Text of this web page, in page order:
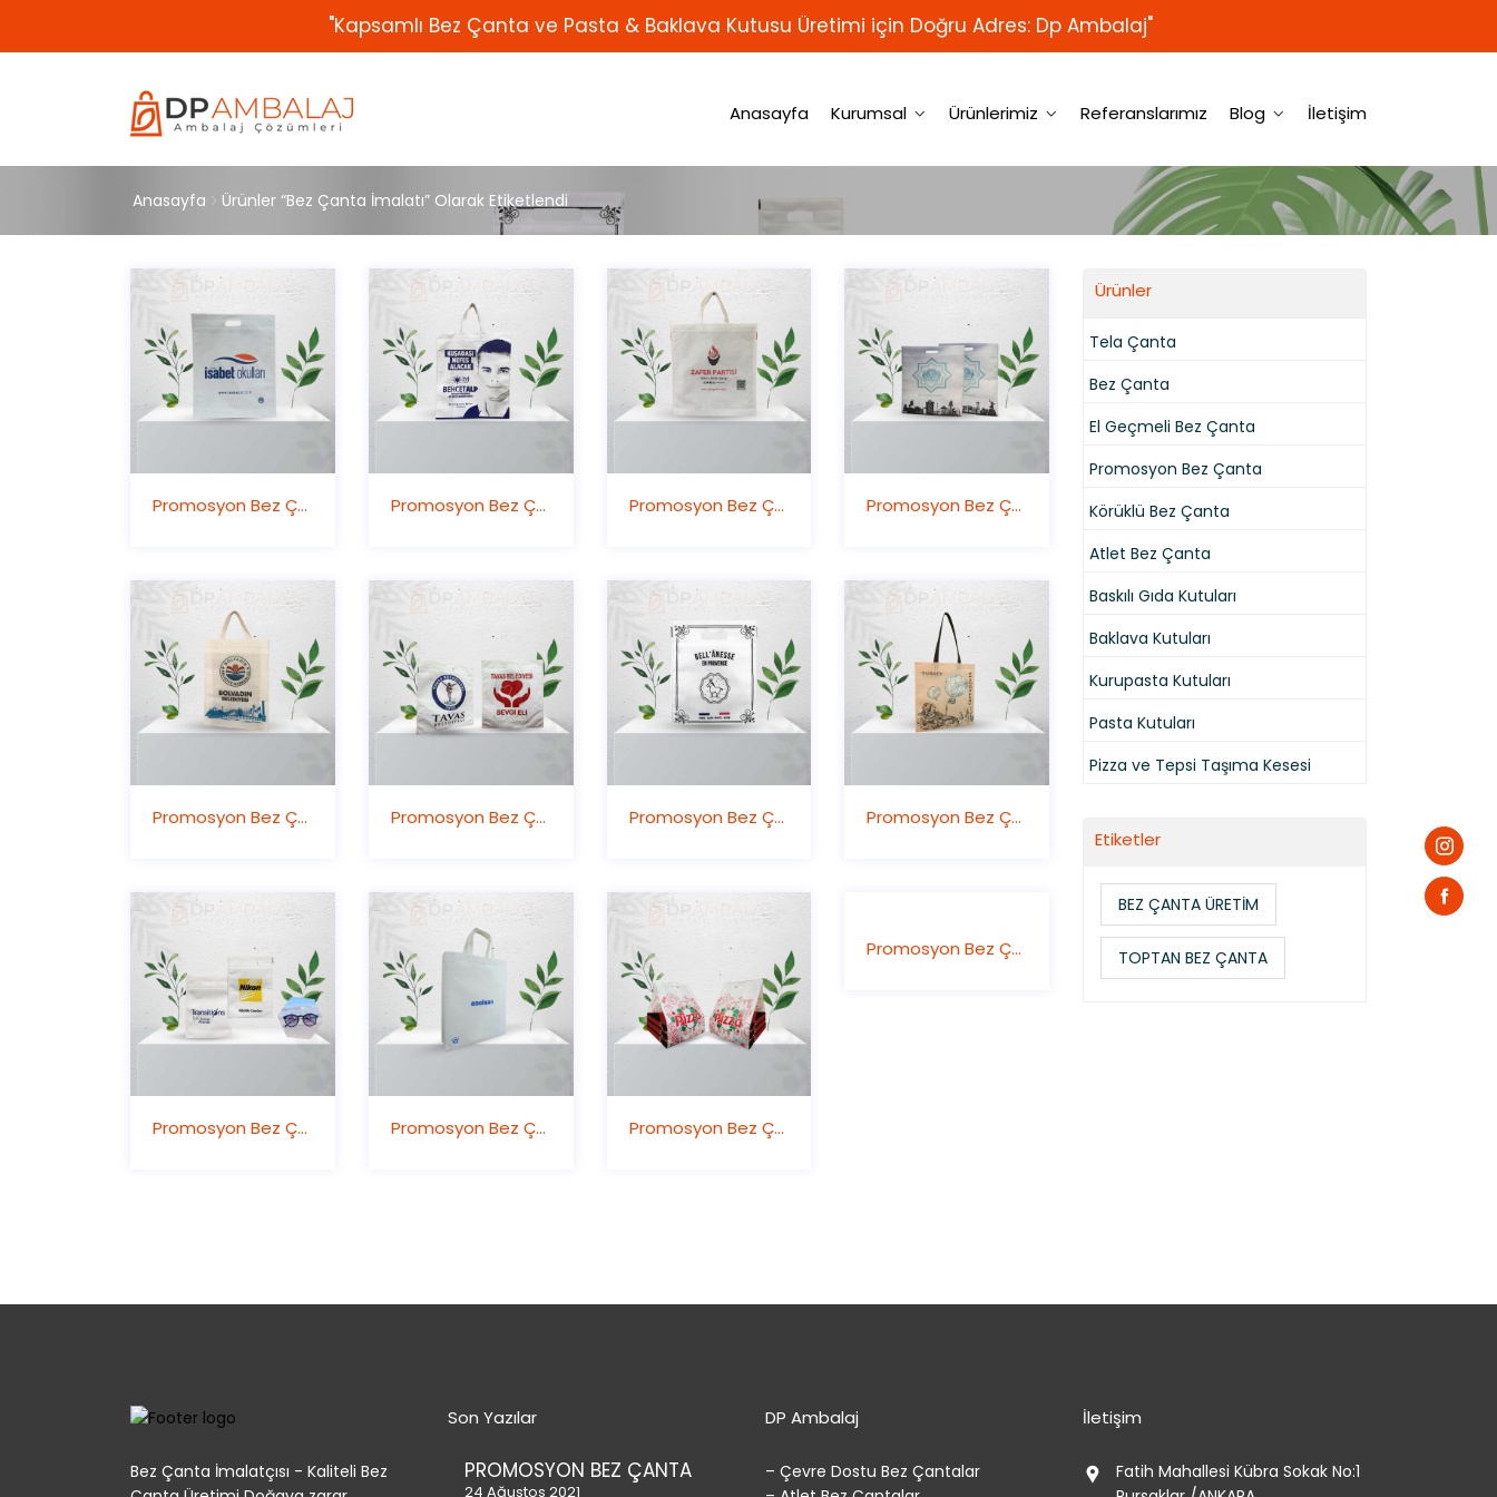
"Kapsamlı Bez Çanta ve Pasta & Baklava Kutusu Üretimi için Doğru Adres: Dp Ambalaj"
Anasayfa Kurumsal Ürünlerimiz Referanslarımız Blog İletişim
Anasayfa Ürünler “Bez Çanta İmalatı” Olarak Etiketlendi
Promosyon Bez Çanta Promosyon Bez Çanta Promosyon Bez Çanta Promosyon Bez Çanta
Promosyon Bez Çanta Promosyon Bez Çanta Promosyon Bez Çanta Promosyon Bez Çanta
Promosyon Bez Çanta Promosyon Bez Çanta Promosyon Bez Çanta
Promosyon Bez Çanta
Ürünler
Tela Çanta
Bez Çanta
El Geçmeli Bez Çanta
Promosyon Bez Çanta
Körüklü Bez Çanta
Atlet Bez Çanta
Baskılı Gıda Kutuları
Baklava Kutuları
Kurupasta Kutuları
Pasta Kutuları
Pizza ve Tepsi Taşıma Kesesi
Etiketler
BEZ ÇANTA ÜRETİM
TOPTAN BEZ ÇANTA
Bez Çanta İmalatçısı - Kaliteli Bez
Son Yazılar
PROMOSYON BEZ ÇANTA
24 Ağustos 2021
DP Ambalaj
– Çevre Dostu Bez Çantalar
İletişim
Fatih Mahallesi Kübra Sokak No:1